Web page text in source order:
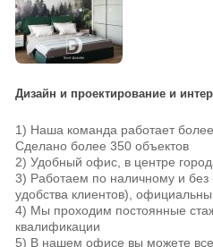
Дизайн и проектирование и
1) Наша команда работает
Сделано более 350 объектов
2) Удобный офис, в центре
3) Работаем по наличному и без
удобства клиентов),
4) Мы проходим постоянные
квалификации
5) В нашем офисе вы можете